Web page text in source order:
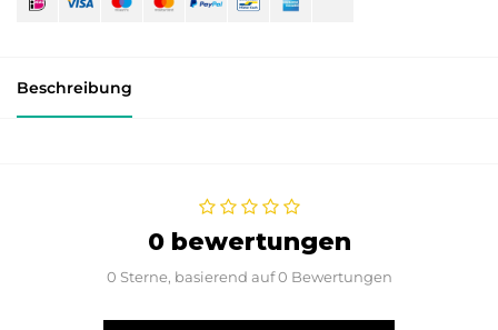
Beschreibung
0 bewertungen
0 Sterne, basierend auf 0 Bewertungen